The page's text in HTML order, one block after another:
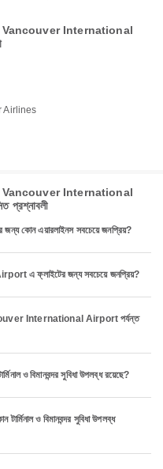
Vancouver International
Airlines
Vancouver International
প্রশ্নাবলী
কোন এয়ারলাইনস সবচেয়ে জনপ্রিয়?
এ ফ্লাইটের জন্য সবচেয়ে জনপ্রিয়?
International Airport পর্যন্ত
বিমানবন্দর সুবিধা উপলব্ধ রয়েছে?
ও বিমানবন্দর সুবিধা উপলব্ধ